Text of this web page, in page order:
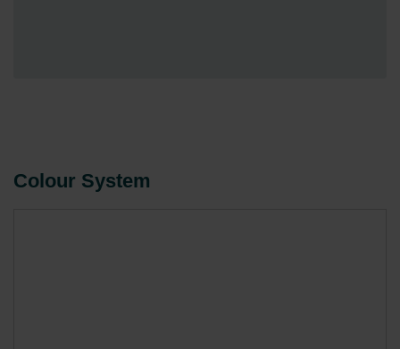
Colour System